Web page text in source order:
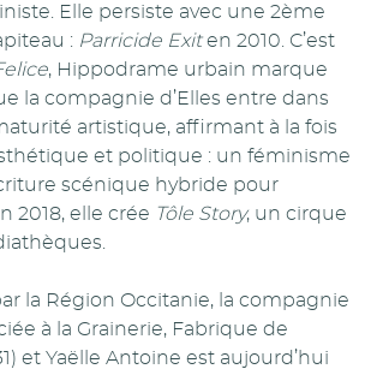
Elle persiste avec une 2ème
: Parricide Exiten 2010. C’est
, Hippodrame urbain marque
la compagnie d’Elles entre dans
artistique, affirmant à la fois
et politique : un féminisme
scénique hybride pour
2018, elle crée Tôle Story, un cirque
la Région Occitanie, la compagnie
à la Grainerie, Fabrique de
et Yaëlle Antoine est aujourd’hui